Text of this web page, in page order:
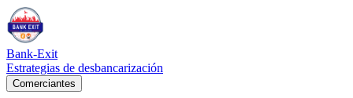
Bank-Exit
Estrategias de desbancarización
Comerciantes